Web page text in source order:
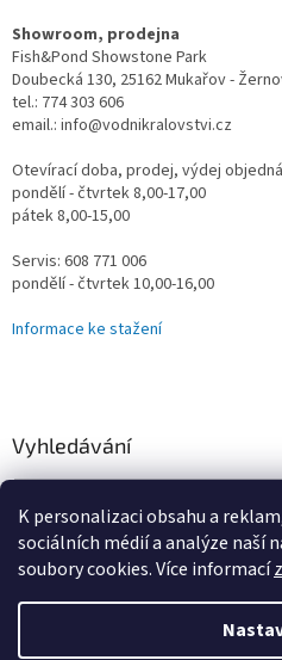
K personalizaci obsahu a
sociálních médií a analýze naší
soubory cookies. Více informací
Showroom, prodejna
Fish&Pond Showstone Park
Doubecká 130, 25162 Mukařov -
tel.: 774 303 606
email.: info@vodnikralovstvi.cz
Otevírací doba, prodej, výdej
pondělí - čtvrtek 8,00-17,00
pátek 8,00-15,00
Servis: 608 771 006
pondělí - čtvrtek 10,00-16,00
Informace ke stažení
Vyhledávání